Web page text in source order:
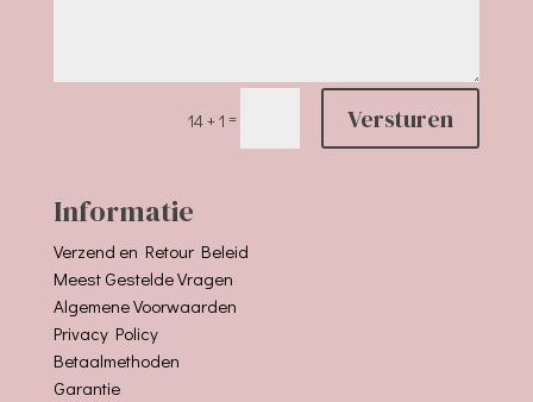
14 + 1 = Versturen
Informatie
Verzend en Retour Beleid
Meest Gestelde Vragen
Algemene Voorwaarden
Privacy Policy
Betaalmethoden
Garantie